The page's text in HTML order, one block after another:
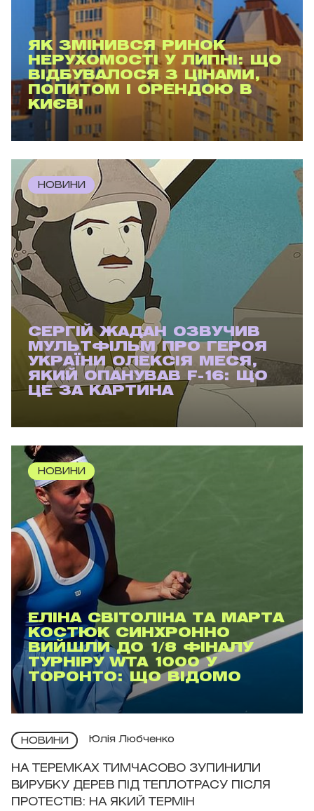
ЯК ЗМІНИВСЯ РИНОК
НЕРУХОМОСТІ У ЛИПНІ: ЩО
ВІДБУВАЛОСЯ З ЦІНАМИ,
ПОПИТОМ І ОРЕНДОЮ В
КИЄВІ
НОВИНИ
СЕРГІЙ ЖАДАН ОЗВУЧИВ
МУЛЬТФІЛЬМ ПРО ГЕРОЯ
УКРАЇНИ ОЛЕКСІЯ МЕСЯ,
ЯКИЙ ОПАНУВАВ F-16: ЩО
ЦЕ ЗА КАРТИНА
НОВИНИ
ЕЛІНА СВІТОЛІНА ТА МАРТА
КОСТЮК СИНХРОННО
ВИЙШЛИ ДО 1/8 ФІНАЛУ
ТУРНІРУ WTA 1000 У
ТОРОНТО: ЩО ВІДОМО
НОВИНИ Юлія Любченко
НА ТЕРЕМКАХ ТИМЧАСОВО ЗУПИНИЛИ
ВИРУБКУ ДЕРЕВ ПІД ТЕПЛОТРАСУ ПІСЛЯ
ПРОТЕСТІВ: НА ЯКИЙ ТЕРМІН